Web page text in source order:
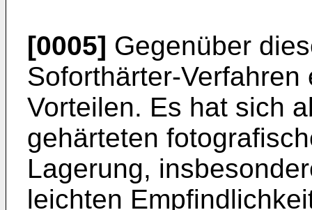
[0005] Gegenüber
Soforthärter-­
Vorteilen. Es hat sich
gehärteten
Lagerung,
leichten